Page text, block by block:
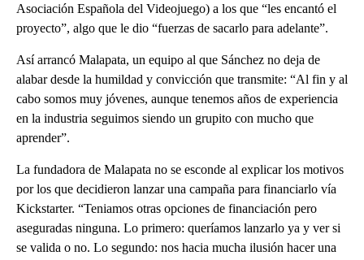
Asociación Española del Videojuego) a los que “les encantó el
proyecto”, algo que le dio “fuerzas de sacarlo para adelante”.
Así arrancó Malapata, un equipo al que Sánchez no deja de
alabar desde la humildad y convicción que transmite: “Al fin y al
cabo somos muy jóvenes, aunque tenemos años de experiencia
en la industria seguimos siendo un grupito con mucho que
aprender”.
La fundadora de Malapata no se esconde al explicar los motivos
por los que decidieron lanzar una campaña para financiarlo vía
Kickstarter. “Teniamos otras opciones de financiación pero
aseguradas ninguna. Lo primero: queríamos lanzarlo ya y ver si
se valida o no. Lo segundo: nos hacia mucha ilusión hacer una